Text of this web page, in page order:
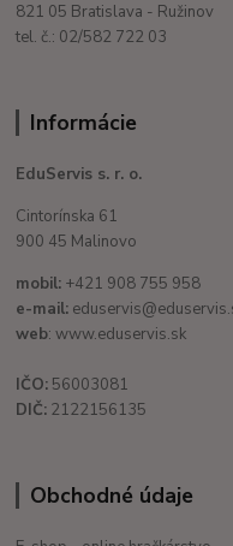
821 05 Bratislava - Ružinov
tel. č.: 02/582 722 03
Informácie
EduServis s. r. o.
Cintorínska 61
900 45 Malinovo
mobil: +421 908 755 958
e-mail:
web: www.eduservis.sk
IČO: 56003081
DIČ: 2122156135
Obchodné údaje